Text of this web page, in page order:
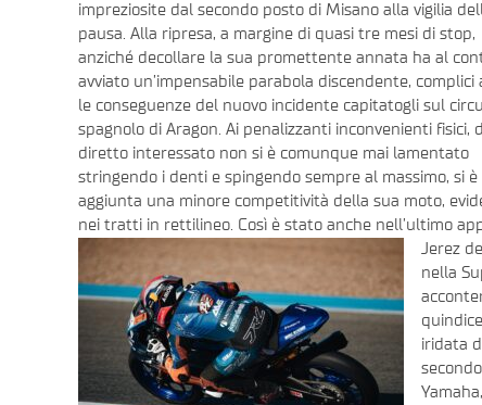
impreziosite dal secondo posto di Misano alla vigilia
pausa. Alla ripresa, a margine di quasi tre mesi di stop,
anziché decollare la sua promettente annata ha al
avviato un’impensabile parabola discendente, complici
le conseguenze del nuovo incidente capitatogli sul
spagnolo di Aragon. Ai penalizzanti inconvenienti fisici,
diretto interessato non si è comunque mai lamentato
stringendo i denti e spingendo sempre al massimo, si è
aggiunta una minore competitività della sua moto,
nei tratti in rettilineo. Così è stato anche nell’ultimo
Jerez
nella
iridata